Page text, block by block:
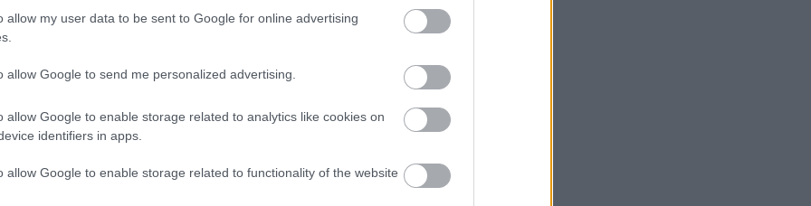
allow my user data to be sent to Google for online advertising
allow Google to send me personalized advertising.
allow Google to enable storage related to analytics like cookies on
identifiers in apps.
allow Google to enable storage related to functionality of the website
a célkeresztben, egymaga lényegesen több
el, mint bármely más ország.
tekintve pedig az ipari és energetikai, kiskereskedelmi
ágazatok közé.
VVV 07.
VVV 08.
VVV 11.
VVV 12.
VVV 13.
VVV 14.
VVV 17.
VVV 18.